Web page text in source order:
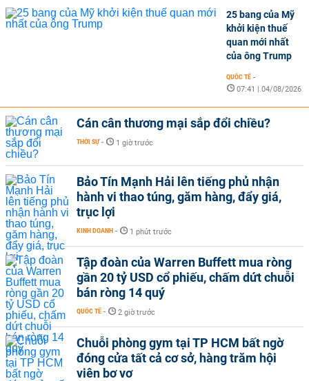
25 bang của Mỹ
khởi kiện thuế
quan mới nhất
của ông Trump
QUỐC TẾ -
07:41 | 04/08/2026
Cán cân thương mại sắp đổi chiều?
THỜI SỰ - 1 giờ trước
Bảo Tín Mạnh Hải lên tiếng phủ nhận
hành vi thao túng, găm hàng, đẩy giá,
trục lợi
KINH DOANH - 1 phút trước
Tập đoàn của Warren Buffett mua ròng
gần 20 tỷ USD cổ phiếu, chấm dứt chuỗi
bán ròng 14 quý
QUỐC TẾ - 2 giờ trước
Chuỗi phòng gym tại TP HCM bất ngờ
đóng cửa tất cả cơ sở, hàng trăm hội
viên bơ vơ